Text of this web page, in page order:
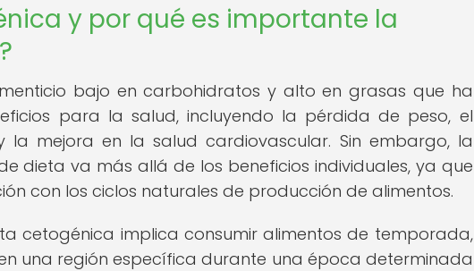
y por qué es importante la
bajo en carbohidratos y alto en grasas que ha
para la salud, incluyendo la pérdida de peso, el
mejora en la salud cardiovascular. Sin embargo, la
dieta va más allá de los beneficios individuales, ya que
con los ciclos naturales de producción de alimentos.
cetogénica implica consumir alimentos de temporada,
una región específica durante una época determinada